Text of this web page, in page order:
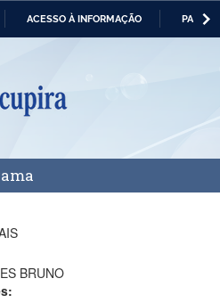
ACESSO À INFORMAÇÃO
BRUNO